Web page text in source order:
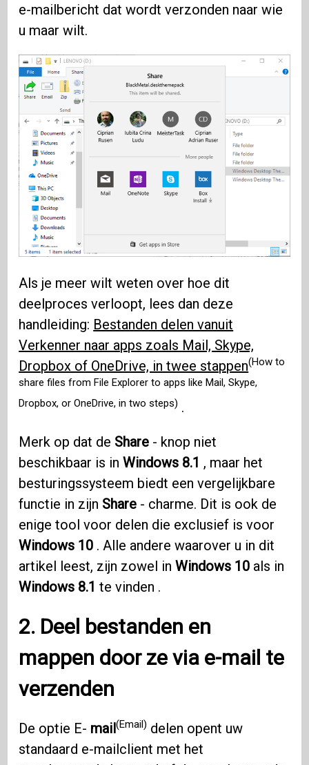
e-mailbericht dat wordt verzonden naar wie
u maar wilt.
Als je meer wilt weten over hoe dit
deelproces verloopt, lees dan deze
handleiding: Bestanden delen vanuit
Verkenner naar apps zoals Mail, Skype,
Dropbox of OneDrive, in twee stappen(How to
share files from File Explorer to apps like Mail, Skype,
Dropbox, or OneDrive, in two steps) .
Merk op dat de Share - knop niet
beschikbaar is inWindows 8.1 , maar het
besturingssysteem biedt een vergelijkbare
functie in zijn Share - charme. Dit is ook de
enige tool voor delen die exclusief is voor
Windows 10 . Alle andere waarover u in dit
artikel leest, zijn zowel inWindows 10 als in
Windows 8.1 te vinden .
2. Deel bestanden en
mappen door ze via e-mail te
verzenden
De optie E- mail(Email) delen opent uw
standaard e-mailclient met het